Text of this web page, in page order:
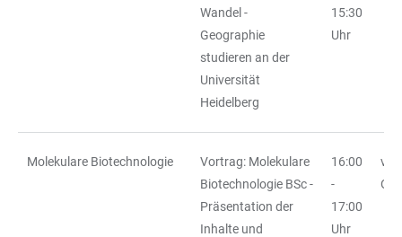
Wandel -
Geographie
studieren an der
Universität
Heidelberg
15:30
Uhr
Molekulare Biotechnologie
Vortrag: Molekulare
Biotechnologie BSc -
Präsentation der
Inhalte und
16:00
-
17:00
Uhr
vor
Ort